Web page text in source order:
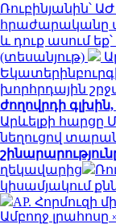
Ռուբինյանին՝
հրաժարականը
և դուք ասում
(տեսանյութ)
խորհրդային
ժողովրդի
Արևելքի հարցը
նեղուցով
ղեկավարից
կիսամյակում
AP. Հորմուզի
Ամբողջ լրահոսը